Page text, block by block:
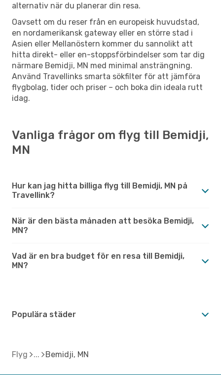
alternativ när du planerar din resa.
Oavsett om du reser från en europeisk huvudstad,
en nordamerikansk gateway eller en större stad i
Asien eller Mellanöstern kommer du sannolikt att
hitta direkt- eller en-stoppsförbindelser som tar dig
närmare Bemidji, MN med minimal ansträngning.
Använd Travellinks smarta sökfilter för att jämföra
flygbolag, tider och priser – och boka din ideala rutt
idag.
Vanliga frågor om flyg till Bemidji,
MN
Hur kan jag hitta billiga flyg till Bemidji, MN på
Travellink?
När är den bästa månaden att besöka Bemidji,
MN?
Vad är en bra budget för en resa till Bemidji,
MN?
Populära städer
Flyg Bemidji, MN